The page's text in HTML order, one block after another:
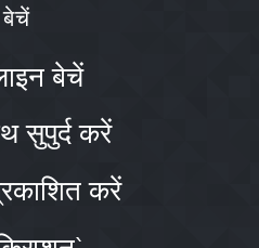
बेचें
बेचें
सुपुर्द करें
करें